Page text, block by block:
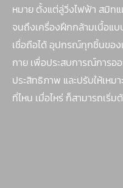
หมาย ตั้งแต่ลู่วิ่งไฟฟ้า สมิท
จนถึงเครื่องฝึกกล้ามเนื้อแ
เชื่อถือได้ อุปกรณ์ทุกชิ้นขอ
กาย เพื่อประสบการณ์การ
ประสิทธิภาพ และปรับให้เห
ที่ไหน เมื่อไหร่ ก็สามารถเริ่